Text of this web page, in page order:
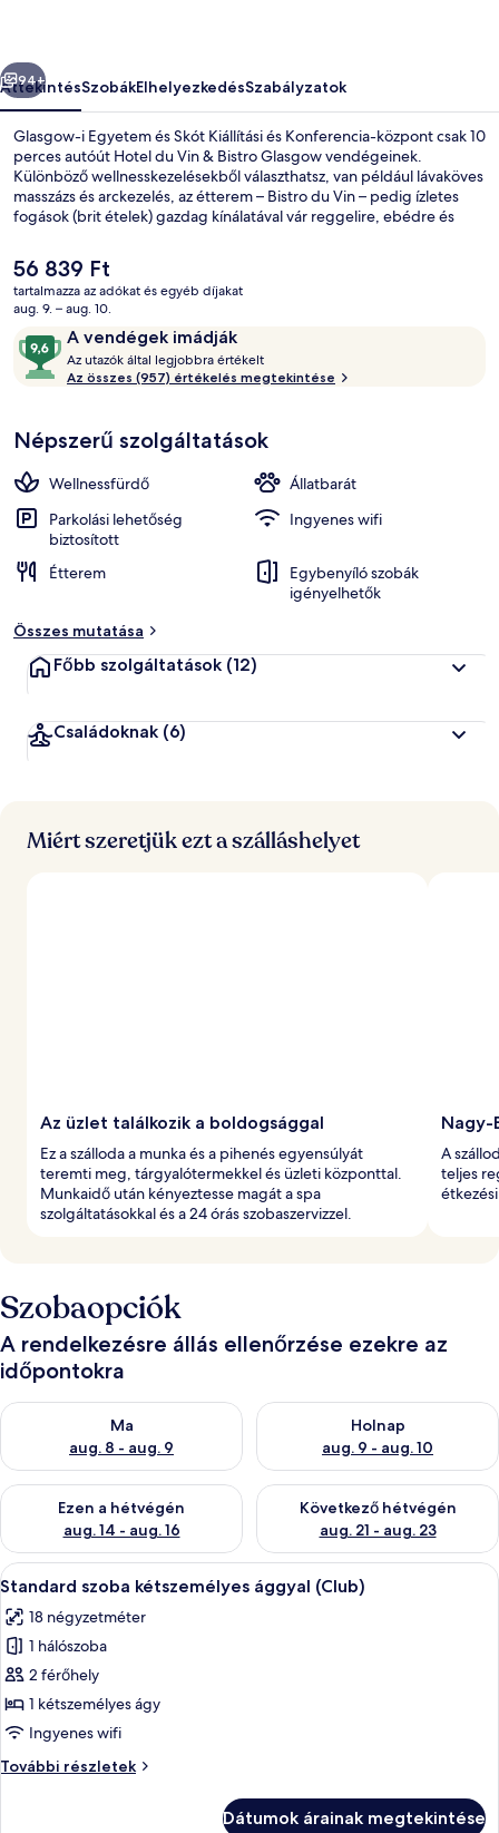
Következő
94+
ÁttekintésSzobákElhelyezkedésSzabályzatok
Glasgow-i Egyetem és Skót Kiállítási és Konferencia-központ csak 10
perces autóút Hotel du Vin & Bistro Glasgow vendégeinek.
Különböző wellnesskezelésekből választhatsz, van például lávaköves
masszázs és arckezelés, az étterem – Bistro du Vin – pedig ízletes
fogások (brit ételek) gazdag kínálatával vár reggelire, ebédre és
utazók jó véleménnyel vannak a szálláshely következő jellemzőiről:
segítőkész személyzet és a szálláshely általános állapota.
A
jelenlegi
ár
56 839 Ft
tartalmazza az adókat és egyéb díjakat
aug. 9. – aug. 10.
ÉrtékelésekA vendégek imádják
9,6
ennyiből:
10,
vendégek
imádják
Az utazók által legjobbra értékelt
z
t
z
ó
k
á
l
g
a
Az összes (957) értékelés megtekintése
Népszerű szolgáltatások
Wellnessfürdő
Állatbarát
Parkolási lehetőség
biztosított
Ingyenes wifi
Étterem
Egybenyíló szobák
igényelhetők
Összes mutatása
Főbb szolgáltatások (12)
Családoknak (6)
Miért szeretjük ezt a szálláshelyet
Az üzlet találkozik a boldogsággal
Ez a szálloda a munka és a pihenés egyensúlyát
teremti meg, tárgyalótermekkel és üzleti központtal.
Munkaidő után kényeztesse magát a spa
szolgáltatásokkal és a 24 órás szobaszervizzel.
Nagy-
A
teljes
Szobaopciók
A rendelkezésre állás ellenőrzése ezekre az
időpontokra
Ma
aug. 8 - aug. 9
A ma esti rendelkezésre állás ellenőrzése: aug. 8 - aug. 9
Holnap
aug. 9 - aug. 10
A holnapi rendelkezésre állás
Ezen a hétvégén
aug. 14 - aug. 16
A mostani hétvégi rendelkezésre állás ellenőrzése: aug. 14 -
Következő hétvégén
aug. 21 - aug. 23
A következő hétvégi
A
következő
szoba
összes
képének
megtekintése:
Standard
kétszemélyes
Egy gondosan megterített ágy, lila
9
Standard szoba kétszemélyes ággyal (Club)
18 négyzetméter
1 hálószoba
2 férőhely
1 kétszemélyes ágy
Ingyenes wifi
További részletek
Standard
Dátumok árainak megtekintése